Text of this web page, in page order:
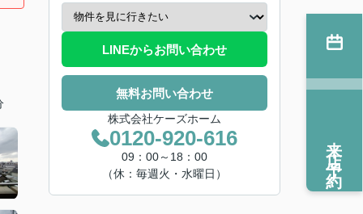
LINEからお問い合わせ
無料お問い合わせ
株式会社ケーズホーム
0120-920-616
09：00～18：00
（休：毎週火・水曜日）
来店予約